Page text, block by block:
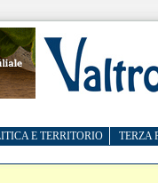
E TERRITORIO TERZA